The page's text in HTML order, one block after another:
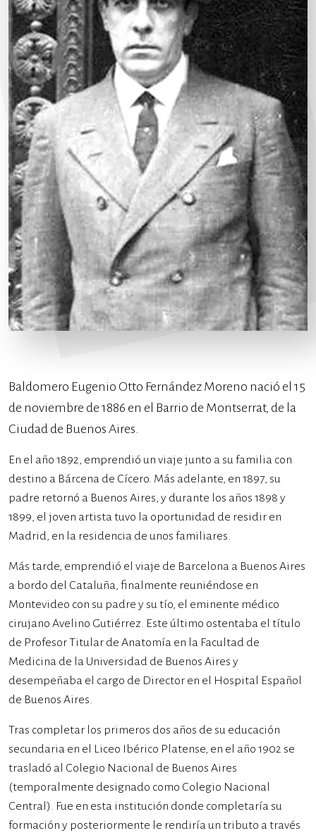
Baldomero Eugenio Otto Fernández Moreno nació el 15
de noviembre de 1886 en el Barrio de Montserrat, de la
Ciudad de Buenos Aires.
En el año 1892, emprendió un viaje junto a su familia con
destino a Bárcena de Cícero. Más adelante, en 1897, su
padre retornó a Buenos Aires, y durante los años 1898 y
1899, el joven artista tuvo la oportunidad de residir en
Madrid, en la residencia de unos familiares.
Más tarde, emprendió el viaje de Barcelona a Buenos Aires
a bordo del Cataluña, finalmente reuniéndose en
Montevideo con su padre y su tío, el eminente médico
cirujano Avelino Gutiérrez. Este último ostentaba el título
de Profesor Titular de Anatomía en la Facultad de
Medicina de la Universidad de Buenos Aires y
desempeñaba el cargo de Director en el Hospital Español
de Buenos Aires.
Tras completar los primeros dos años de su educación
secundaria en el Liceo Ibérico Platense, en el año 1902 se
trasladó al Colegio Nacional de Buenos Aires
(temporalmente designado como Colegio Nacional
Central). Fue en esta institución donde completaría su
formación y posteriormente le rendiría un tributo a través